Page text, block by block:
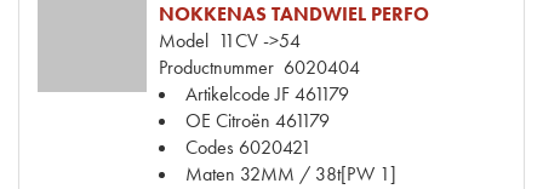
NOKKENAS TANDWIEL PERFO
Model 11CV ->54
Productnummer 6020404
Artikelcode JF461179
OE Citroën 461179
Codes 6020421
Maten 32MM / 38t[PW 1]